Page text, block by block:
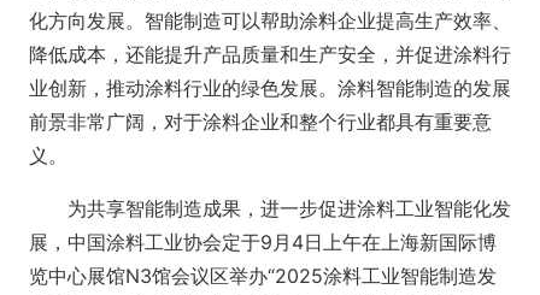
化方向发展。智能制造可以帮助涂料企业提高生产效率、
降低成本，还能提升产品质量和生产安全，并促进涂料行
业创新，推动涂料行业的绿色发展。涂料智能制造的发展
前景非常广阔，对于涂料企业和整个行业都具有重要意
义。
为共享智能制造成果，进一步促进涂料工业智能化发
展，中国涂料工业协会定于9月4日上午在上海新国际博
览中心展馆N3馆会议区举办“2025涂料工业智能制造发